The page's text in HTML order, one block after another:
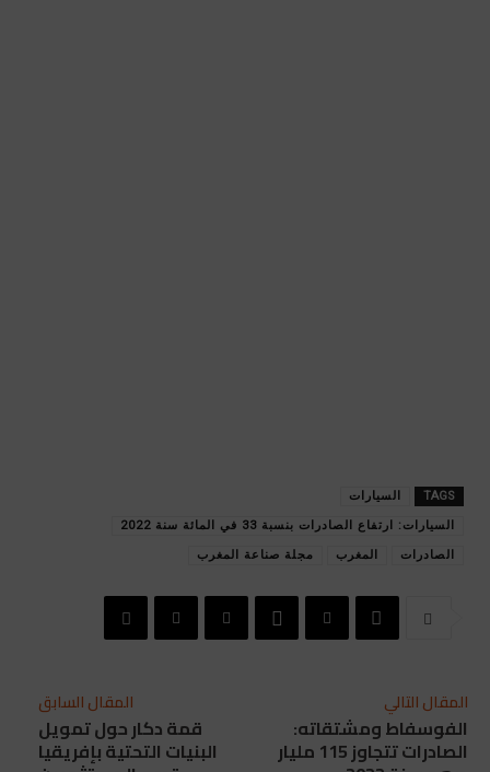
TAGS السيارات
السيارات: ارتفاع الصادرات بنسبة 33 في المائة سنة 2022
الصادرات المغرب مجلة صناعة المغرب
المقال السابق
قمة دكار حول تمويل
البنيات التحتية بإفريقيا
المقال التالي
الفوسفاط ومشتقاته:
الصادرات تتجاوز 115 مليار